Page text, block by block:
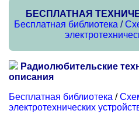
БЕСПЛАТНАЯ
Бесплатная библиотека /
Радиолюбительские
описания
Бесплатная библиотека /
электротехнических